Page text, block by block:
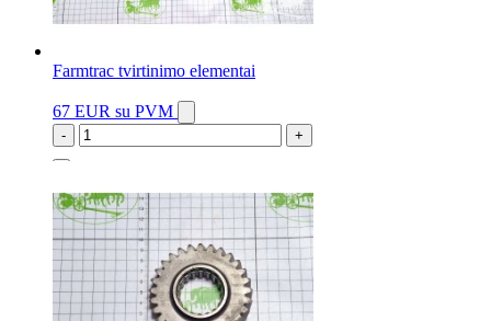
Farmtrac tvirtinimo elementai
67 EUR su PVM
- +